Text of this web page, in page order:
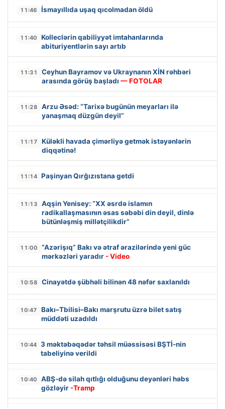
11:46 İsmayıllıda uşaq qıcolmadan öldü
11:40
Kolleclərin qabiliyyət imtahanlarında
abituriyentlərin sayı artıb
11:31
Ceyhun Bayramov və Ukraynanın XİN rəhbəri
arasında görüş başladı — FOTOLAR
11:28
Arzu Əsəd: “Tarixə bugünün meyarları ilə
yanaşmaq düzgün deyil”
11:17
Küləkli havada çimərliyə getmək istəyənlərin
diqqətinə!
11:14 Paşinyan Qırğızıstana getdi
11:13
Aqşin Yenisey: “XX əsrdə islamın
radikallaşmasının əsas səbəbi din deyil, dinlə
bütünləşmiş millətçilikdir”
11:00
“Azərişıq” Bakı və ətraf ərazilərində yeni güc
mərkəzləri yaradır - Video
10:58 Cinayətdə şübhəli bilinən 48 nəfər saxlanıldı
10:47
Bakı–Tbilisi–Bakı marşrutu üzrə bilet satış
müddəti uzadıldı
10:44 3 məktəbəqədər təhsil müəssisəsi BŞTİ-nin
tabeliyinə verildi
10:40
ABŞ-də silah qıtlığı olduğunu deyənləri həbs
gözləyir -Tramp